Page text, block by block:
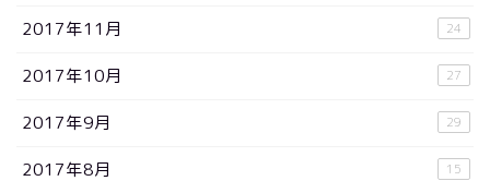
2017年11月 24
2017年10月 27
2017年9月 29
2017年8月 15